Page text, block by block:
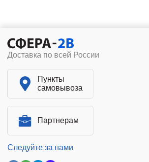
Доставка по всей России
Пункты
самовывоза
Партнерам
Следуйте за нами